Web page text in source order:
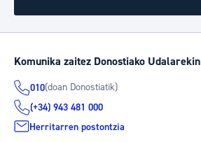
Komunika zaitez Donostiako Udalarekin
010(doan Donostiatik)
(+34) 943 481 000
Herritarren postontzia